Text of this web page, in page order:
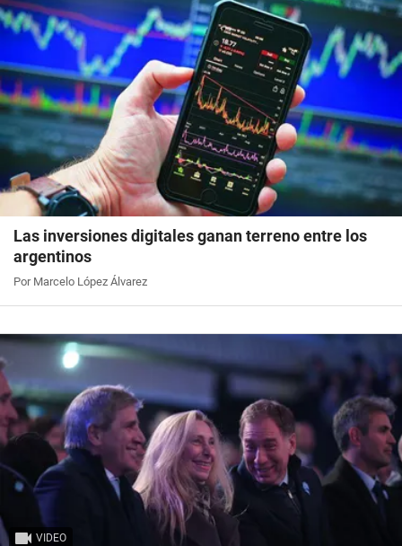
Las inversiones digitales ganan terreno entre los
argentinos
Por Marcelo López Álvarez
VIDEO